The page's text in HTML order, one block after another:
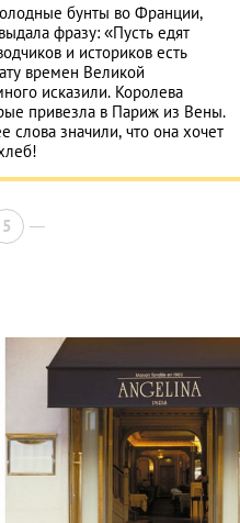
бунты во Франции,
фразу: «Пусть едят
и историков есть
времен Великой
исказили. Королева
привезла в Париж из Вены.
слова значили, что она хочет
5